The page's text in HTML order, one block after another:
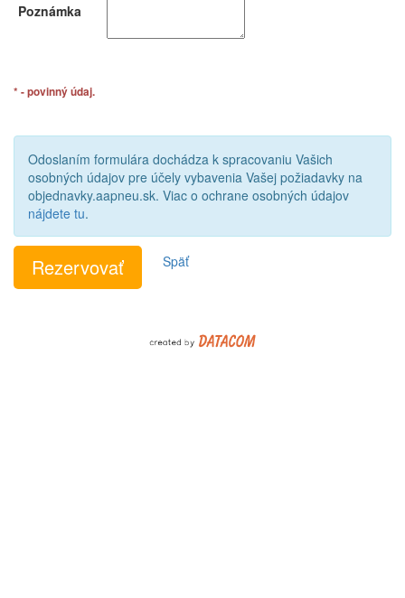
Poznámka
* - povinný údaj.
Odoslaním formulára dochádza k spracovaniu Vašich
osobných údajov pre účely vybavenia Vašej požiadavky na
objednavky.aapneu.sk. Viac o ochrane osobných údajov
nájdete tu.
Späť